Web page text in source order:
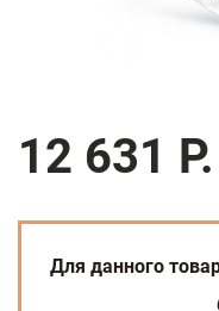
12 631 Р.
Для данного